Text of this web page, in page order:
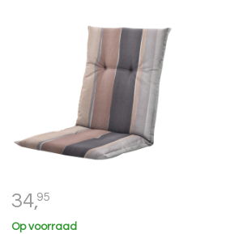
34,95
Op voorraad